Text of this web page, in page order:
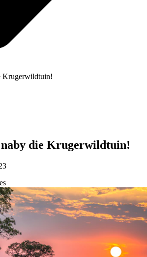
Krugerwildtuin!
die Krugerwildtuin!